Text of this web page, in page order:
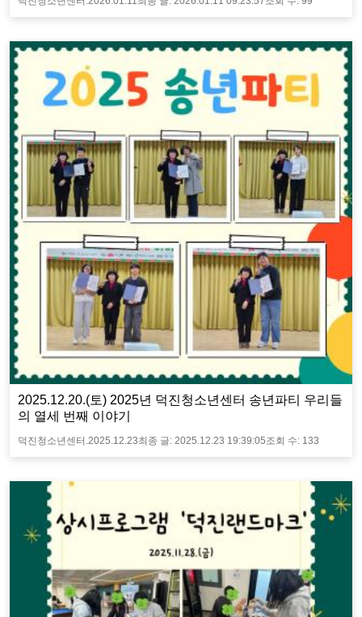
2025.12.20.(토) 2025년 덕진청소년센터 송년파티 우리들
의 열세 번째 이야기
덕진청소년센터. 2025.12.23최종 글: 2025.12.23 19:39:05조회 수: 133